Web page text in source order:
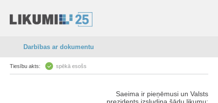
Darbības ar dokumentu
Tiesību akts: spēkā esošs
Saeima ir pieņēmusi un Valsts